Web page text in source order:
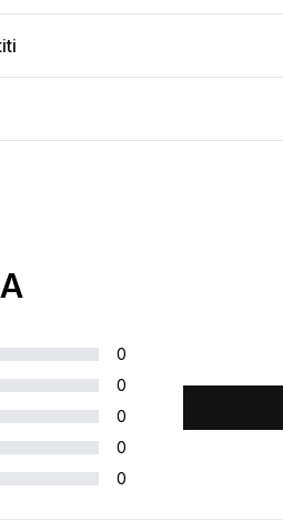
0
0
0
0
0